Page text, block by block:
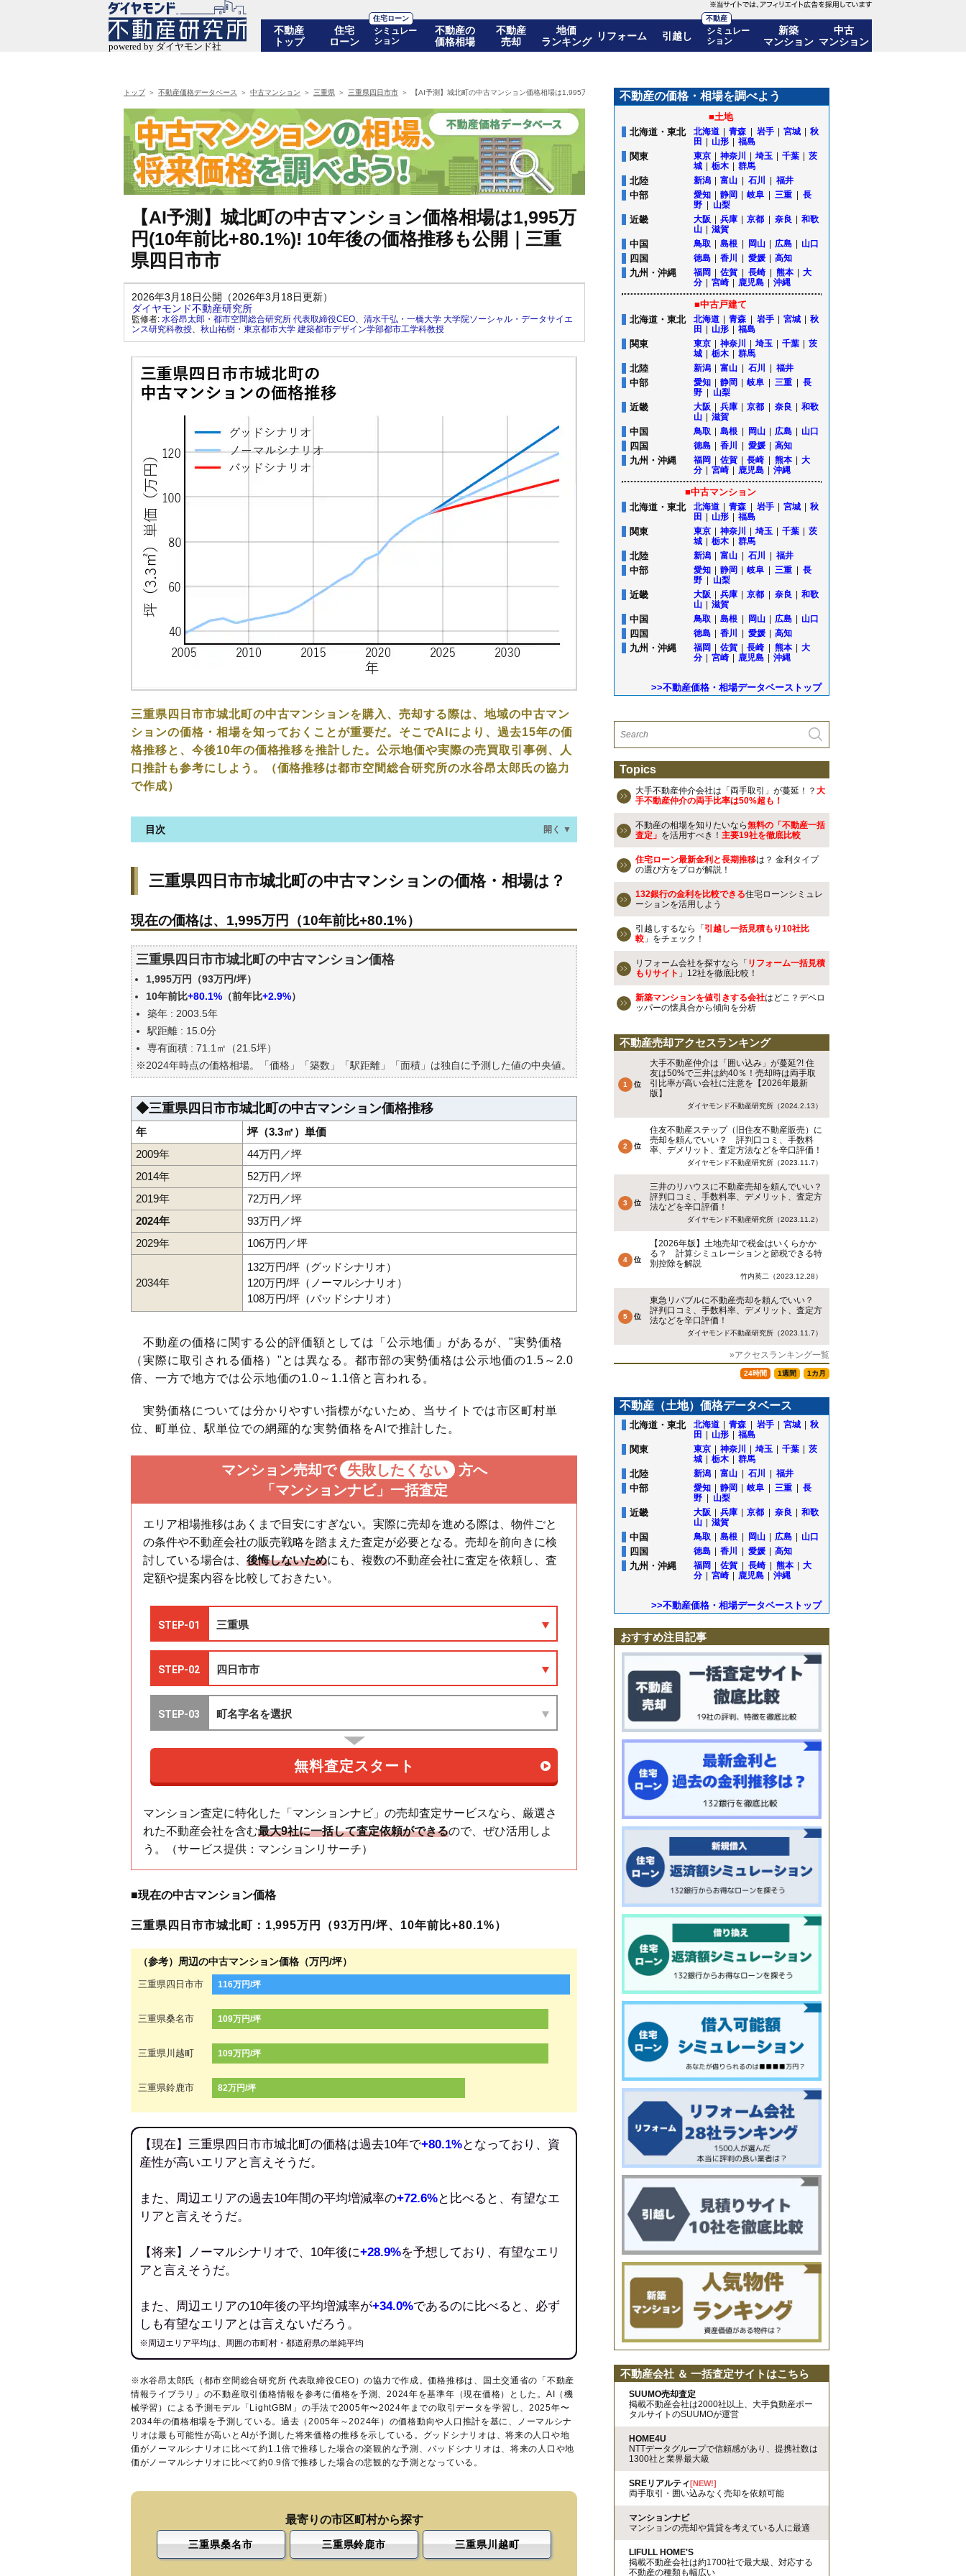
不動産
トップ
住宅
ローン
住宅ローン
シミュレー
ション
不動産の
価格相場
不動産
売却
地価
ランキング
リフォーム 引越し
不動産
シミュレー
ション
新築
マンション
中古
マンション
トップ 不動産価格データベース 中古マンション 三重県 三重県四日市市 【AI予測】城北町の中古マンション価格相場は1,995万円(10年前比+80.1%)! 10年後の価格推移も公開｜三重県四日市市
【AI予測】城北町の中古マンション価格相場は1,995万
円(10年前比+80.1%)! 10年後の価格推移も公開｜三重
県四日市市
2026年3月18日公開（2026年3月18日更新）
ダイヤモンド不動産研究所
監修者: 水谷昂太郎・都市空間総合研究所 代表取締役CEO、 清水千弘・一橋大学 大学院ソーシャル・データサイエ
ンス研究科教授、 秋山祐樹・東京都市大学 建築都市デザイン学部都市工学科教授
三重県四日市市城北町の中古マンションを購入、売却する際は、地域の中古マン
ションの価格・相場を知っておくことが重要だ。そこでAIにより、過去15年の価
格推移と、今後10年の価格推移を推計した。公示地価や実際の売買取引事例、人
口推計も参考にしよう。（価格推移は都市空間総合研究所の水谷昂太郎氏の協力
で作成）
目次 開く ▼
現在の価格は、1,995万円（10年前比+80.1%）
駅からの徒歩距離で価格はどうなる？
築年数で価格はどうなる？
三重県四日市市城北町の中古マンションの過去の売買事例
公示地価はいくら
エリアの将来性を人口予想から検討しよう
自分の年収でいくらの不動産が買える？
三重県四日市市城北町の中古マンションの価格・相場は？
現在の価格は、1,995万円（10年前比+80.1%）
三重県四日市市城北町の中古マンション価格
1,995万円（93万円/坪）
10年前比+80.1% （前年比+2.9%）
築年 : 2003.5年
駅距離 : 15.0分
専有面積 : 71.1㎡（21.5坪）
※2024年時点の価格相場。「価格」「築数」「駅距離」「面積」は独自に予測した値の中央値。
◆三重県四日市市城北町の中古マンション価格推移
年
坪（3.3㎡）単価
2009年
44万円／坪
2014年
52万円／坪
2019年
72万円／坪
2024年
93万円／坪
2029年
106万円／坪
2034年
132万円/坪（グッドシナリオ）
120万円/坪（ノーマルシナリオ）
108万円/坪（バッドシナリオ）
不動産の価格に関する公的評価額としては「公示地価」があるが、"実勢価格
（実際に取引される価格）"とは異なる。都市部の実勢価格は公示地価の1.5～2.0
倍、一方で地方では公示地価の1.0～1.1倍と言われる。
実勢価格については分かりやすい指標がないため、当サイトでは市区町村単
位、町単位、駅単位での網羅的な実勢価格をAIで推計した。
マンション売却で 失敗したくない
方へ
「マンションナビ」一括査定
エリア相場推移はあくまで目安にすぎない。実際に売却を進める際は、物件ごと
の条件や不動産会社の販売戦略を踏まえた査定が必要となる。売却を前向きに検
討している場合は、 後悔しないためにも、複数の不動産会社に査定を依頼し、査
定額や提案内容を比較しておきたい。
マンション査定に特化した「マンションナビ」の売却査定サービスなら、厳選さ
れた不動産会社を含む最大9社に一括して査定依頼ができるので、ぜひ活用しよ
う。（サービス提供：マンションリサーチ）
■現在の中古マンション価格
三重県四日市市城北町：1,995万円（93万円/坪、10年前比+80.1%）
（参考）周辺の中古マンション価格（万円/坪）
三重県四日市市 116万円/坪
三重県桑名市 109万円/坪
三重県川越町 109万円/坪
三重県鈴鹿市 82万円/坪
【現在】三重県四日市市城北町の価格は過去10年で+80.1%となっており、資
産性が高いエリアと言えそうだ。
また、周辺エリアの過去10年間の平均増減率の+72.6%と比べると、有望なエ
リアと言えそうだ。
【将来】ノーマルシナリオで、10年後に+28.9%を予想しており、有望なエリ
アと言えそうだ。
また、周辺エリアの10年後の平均増減率が+34.0%であるのに比べると、必ず
しも有望なエリアとは言えないだろう。
※周辺エリア平均は、周囲の市町村・都道府県の単純平均
※水谷昂太郎氏（都市空間総合研究所 代表取締役CEO）の協力で作成。価格推移は、国土交通省の「 不動産
情報ライブラリ 」の不動産取引価格情報を参考に価格を予測、2024年を基準年（現在価格）とした。AI（機
械学習）による予測モデル「LightGBM」の手法で2005年〜2024年までの取引データを学習し、2025年〜
2034年の価格相場を予測している。過去（2005年～2024年）の価格動向や人口推計を基に、ノーマルシナ
リオは最も可能性が高いとAIが予測した将来価格の推移を示している。グッドシナリオは、将来の人口や地
価がノーマルシナリオに比べて約1.1倍で推移した場合の楽観的な予測、バッドシナリオは、将来の人口や地
価がノーマルシナリオに比べて約0.9倍で推移した場合の悲観的な予測となっている。
最寄りの市区町村から探す
三重県桑名市 三重県鈴鹿市 三重県川越町
阿倉川町天カ須賀釆女町鵜の森沖の島町川原町北浜田町
住吉町
野田
万古町日永富士町堀木前田町三ツ谷東町元新町安島
近鉄富田駅
阿倉川駅川原町駅新正駅
不動産の価格・相場を調べよう
■土地
北海道・東北
北海道 青森 岩手 宮城
秋
田
山形 福島
関東 東京 神奈川 埼玉 千葉
茨
城
栃木 群馬
北陸 新潟 富山 石川 福井
中部 愛知 静岡 岐阜 三重
長
野
山梨
近畿 大阪 兵庫 京都 奈良
和歌
山
滋賀
中国 鳥取 島根 岡山 広島 山口
四国 徳島 香川 愛媛 高知
九州・沖縄 福岡 佐賀 長崎 熊本
大
分
宮崎 鹿児島 沖縄
■中古戸建て
北海道・東北
北海道 青森 岩手 宮城
秋
田
山形 福島
関東 東京 神奈川 埼玉 千葉
茨
城
栃木 群馬
北陸 新潟 富山 石川 福井
中部 愛知 静岡 岐阜 三重
長
野
山梨
近畿 大阪 兵庫 京都 奈良
和歌
山
滋賀
中国 鳥取 島根 岡山 広島 山口
四国 徳島 香川 愛媛 高知
九州・沖縄 福岡 佐賀 長崎 熊本
大
分
宮崎 鹿児島 沖縄
■中古マンション
北海道・東北
北海道 青森 岩手 宮城
秋
田
山形 福島
関東 東京 神奈川 埼玉 千葉
茨
城
栃木 群馬
北陸 新潟 富山 石川 福井
中部 愛知 静岡 岐阜 三重
長
野
山梨
近畿 大阪 兵庫 京都 奈良
和歌
山
滋賀
中国 鳥取 島根 岡山 広島 山口
四国 徳島 香川 愛媛 高知
九州・沖縄 福岡 佐賀 長崎 熊本
大
分
宮崎 鹿児島 沖縄
>>不動産価格・相場データベーストップ
Topics
大手不動産仲介会社は「両手取引」が蔓延！？ 大
手不動産仲介の両手比率は50%超も！
不動産の相場を知りたいなら無料の「不動産一括
査定」 を活用すべき！ 主要19社を徹底比較
住宅ローン最新金利と長期推移は？ 金利タイプ
の選び方をプロが解説！
132銀行の金利を比較できる住宅ローンシミュレ
ーションを活用しよう
引越しするなら「 引越し一括見積もり10社比
較 」をチェック！
リフォーム会社を探すなら「 リフォーム一括見積
もりサイト 」12社を徹底比較！
新築マンションを値引きする会社はどこ？デベロ
ッパーの懐具合から傾向を分析
不動産売却アクセスランキング
大手不動産仲介は「囲い込み」が蔓延?! 住
友は50%で三井は約40％！売却時は両手取
引比率が高い会社に注意を【2026年最新
版】
ダイヤモンド不動産研究所（2024.2.13）
住友不動産ステップ（旧住友不動産販売）に
売却を頼んでいい？ 評判口コミ、手数料
率、デメリット、査定方法などを辛口評価！
ダイヤモンド不動産研究所（2023.11.7）
三井のリハウスに不動産売却を頼んでいい？
評判口コミ、手数料率、デメリット、査定方
法などを辛口評価！
ダイヤモンド不動産研究所（2023.11.2）
【2026年版】土地売却で税金はいくらかか
る？ 計算シミュレーションと節税できる特
別控除を解説
竹内英二（2023.12.28）
東急リバブルに不動産売却を頼んでいい？
評判口コミ、手数料率、デメリット、査定方
法などを辛口評価！
ダイヤモンド不動産研究所（2023.11.7）
»アクセスランキング一覧
24時間 1週間 1カ月
不動産（土地）価格データベース
北海道・東北 北海道 青森 岩手 宮城
秋
田
山形 福島
関東 東京 神奈川 埼玉 千葉
茨
城
栃木 群馬
北陸 新潟 富山 石川 福井
中部 愛知 静岡 岐阜 三重
長
野
山梨
近畿 大阪 兵庫 京都 奈良
和歌
山
滋賀
中国 鳥取 島根 岡山 広島 山口
四国 徳島 香川 愛媛 高知
九州・沖縄 福岡 佐賀 長崎 熊本
大
分
宮崎 鹿児島 沖縄
>>不動産価格・相場データベーストップ
おすすめ注目記事
不動産会社 ＆ 一括査定サイトはこちら
SUUMO売却査定
掲載不動産会社は2000社以上、大手負動産ポー
タルサイトのSUUMOが運営
HOME4U
NTTデータグループで信頼感があり、提携社数は
1300社と業界最大級
SREリアルティ[NEW!]
両手取引・囲い込みなく売却を依頼可能
マンションナビ
マンションの売却や賃貸を考えている人に最適
LIFULL HOME'S
掲載不動産会社は約1700社で最大級、対応する
不動産の種類も幅広い